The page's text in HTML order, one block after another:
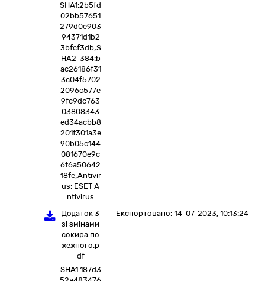
SHA1:2b5fd
02bb57651
279d0e903
94371d1b2
3bfcf3db;S
HA2-384:b
ac26186f31
3c04f5702
2096c577e
9fc9dc763
03808343
ed34acbb8
201f301a3e
90b05c144
081670e9c
6f6a50642
18fe;Antivir
us: ESET A
ntivirus
Додаток 3
зі змінами
сокира по
жежного.p
df
SHA1:187d3
Експортовано: 14-07-2023, 10:13:24